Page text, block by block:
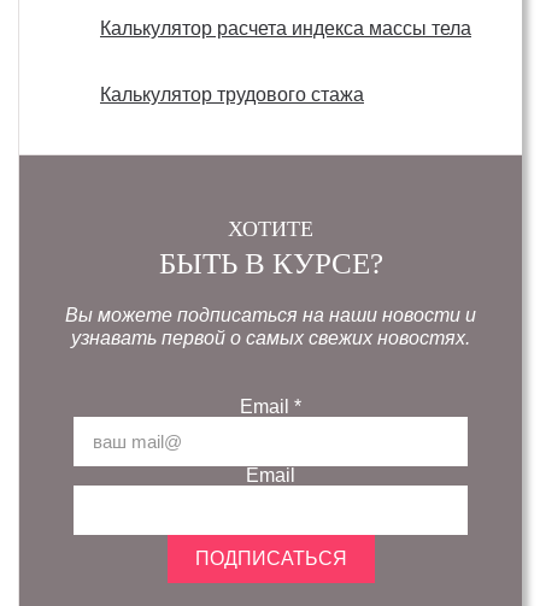
Калькулятор расчета индекса массы тела
Калькулятор трудового стажа
ХОТИТЕ
БЫТЬ В КУРСЕ?
Вы можете подписаться на наши новости и
узнавать первой о самых свежих новостях.
Email *
Email
ПОДПИСАТЬСЯ